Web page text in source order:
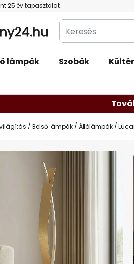
25 év tapasztalat
Keresés
lámpák Szobák
Belső lámpák Állólámpák